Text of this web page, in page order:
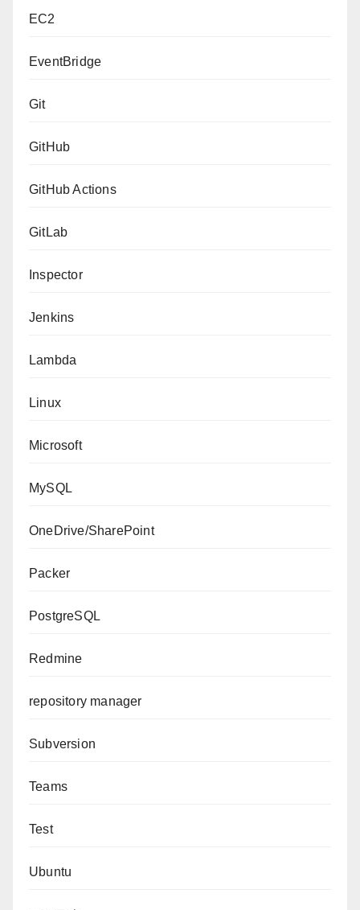
EC2
EventBridge
Git
GitHub
GitHub Actions
GitLab
Inspector
Jenkins
Lambda
Linux
Microsoft
MySQL
OneDrive/SharePoint
Packer
PostgreSQL
Redmine
repository manager
Subversion
Teams
Test
Ubuntu